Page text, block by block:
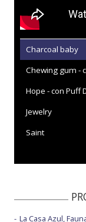
Charcoal baby
Chewing gum -
Hope - con Puff
Jewelry
Saint
La Casa Azul,